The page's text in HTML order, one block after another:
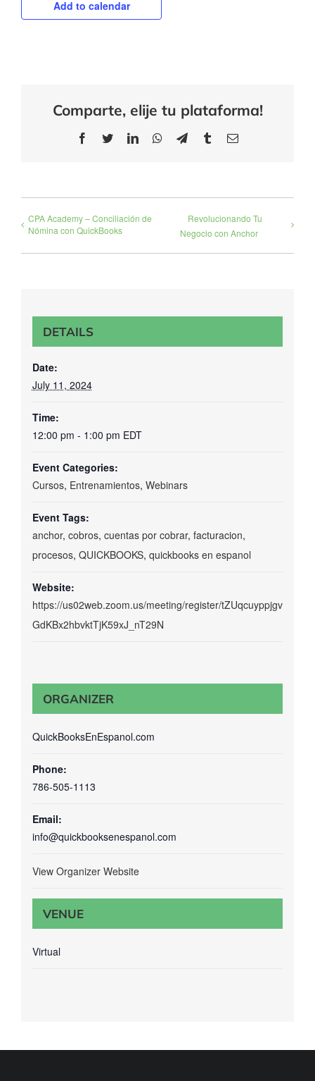
Add to calendar
Comparte, elije tu plataforma!
Facebook
TwitterLinkedInWhatsApp
TelegramTumblrEmail
CPA Academy – Conciliación de
Nómina con QuickBooks
Revolucionando Tu
Negocio con Anchor
DETAILS
Date:
July 11, 2024
Time:
12:00 pm - 1:00 pm EDT
Event Categories:
Cursos, Entrenamientos, Webinars
Event Tags:
anchor, cobros, cuentas por cobrar, facturacion,
procesos, QUICKBOOKS, quickbooks en espanol
Website:
https://us02web.zoom.us/meeting/register/tZUqcuyppjgv
GdKBx2hbvktTjK59xJ_nT29N
VENUE
Virtual
ORGANIZER
QuickBooksEnEspanol.com
Phone:
786-505-1113
Email:
info@quickbooksenespanol.com
View Organizer Website